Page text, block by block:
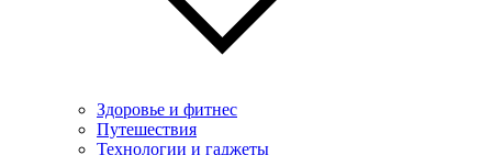
Здоровье и фитнес
Путешествия
Технологии и гаджеты